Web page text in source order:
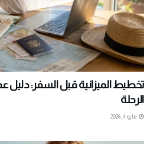
تخطيط الميزانية قبل السفر: دليل
الرحلة
مايو 4, 2026